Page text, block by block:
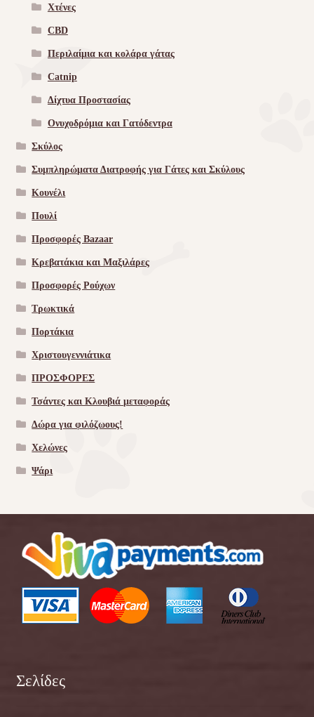
Χτένες
CBD
Περιλαίμια και κολάρα γάτας
Catnip
Δίχτυα Προστασίας
Ονυχοδρόμια και Γατόδεντρα
Σκύλος
Συμπληρώματα Διατροφής για Γάτες και Σκύλους
Κουνέλι
Πουλί
Προσφορές Bazaar
Κρεβατάκια και Μαξιλάρες
Προσφορές Ρούχων
Τρωκτικά
Πορτάκια
Χριστουγεννιάτικα
ΠΡΟΣΦΟΡΕΣ
Τσάντες και Κλουβιά μεταφοράς
Δώρα για φιλόζωους!
Χελώνες
Ψάρι
Σελίδες